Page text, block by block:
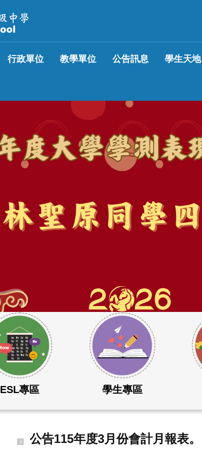
行政單位 教學單位 公告訊息 學生天地
ESL專區 學生專區
公告115年度3月份會計月報表。